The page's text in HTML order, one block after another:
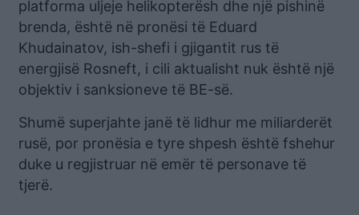
platforma uljeje helikopterësh dhe një pishinë
brenda, është në pronësi të Eduard
Khudainatov, ish-shefi i gjigantit rus të
energjisë Rosneft, i cili aktualisht nuk është një
objektiv i sanksioneve të BE-së.
Shumë superjahte janë të lidhur me miliarderët
rusë, por pronësia e tyre shpesh është fshehur
duke u regjistruar në emër të personave të
tjerë.